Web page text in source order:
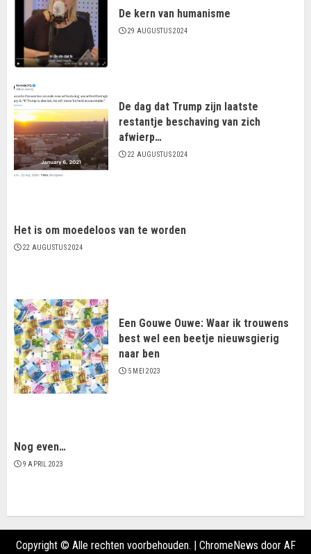
De kern van humanisme
29 AUGUSTUS 2024
De dag dat Trump zijn laatste
restantje beschaving van zich
afwierp…
22 AUGUSTUS 2024
Het is om moedeloos van te worden
22 AUGUSTUS 2024
Een Gouwe Ouwe: Waar ik trouwens
best wel een beetje nieuwsgierig
naar ben
5 MEI 2023
Nog even…
9 APRIL 2023
Copyright © Alle rechten voorbehouden. | ChromeNews door AF